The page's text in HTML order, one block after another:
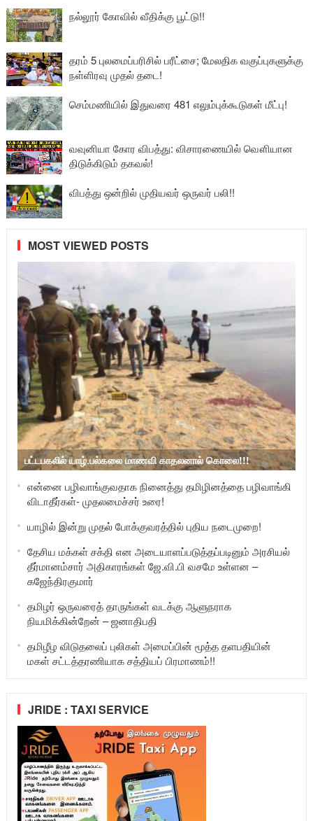
நல்லூர் கோவில் வீதிக்கு பூட்டு!!
தரம் 5 புலமைப்பரிசில் பரீட்சை; மேலதிக வகுப்புகளுக்கு
நள்ளிரவு முதல் தடை!
செம்மணியில் இதுவரை 481 எலும்புக்கூடுகள் மீட்பு!
வவுனியா கோர விபத்து: விசாரணையில் வௌியான
திடுக்கிடும் தகவல்!
விபத்து ஒன்றில் முதியவர் ஒருவர் பலி!!
MOST VIEWED POSTS
பட்டபகலில் யாழ்.பல்கலை மாணவி காதலனால் கொலை!!!
என்னை பழிவாங்குவதாக நினைத்து தமிழினத்தை பழிவாங்கி
விடாதீர்கள்- முதலமைச்சர் உரை!
யாழில் இன்று முதல் போக்குவரத்தில் புதிய நடைமுறை!
தேசிய மக்கள் சக்தி என அடையாளப்படுத்தப்படினும் அரசியல்
தீர்மானம்சார் அதிகாரங்கள் ஜே.வி.பி வசமே உள்ளன –
கஜேந்திரகுமார்
தமிழர் ஒருவரைத் தாருங்கள் வடக்கு ஆளுநராக
நியமிக்கின்றேன் – ஜனாதிபதி
தமிழீழ விடுதலைப் புலிகள் அமைப்பின் மூத்த தளபதியின்
மகள் சட்டத்தரணியாக சத்தியப் பிரமாணம்!!
JRIDE : TAXI SERVICE